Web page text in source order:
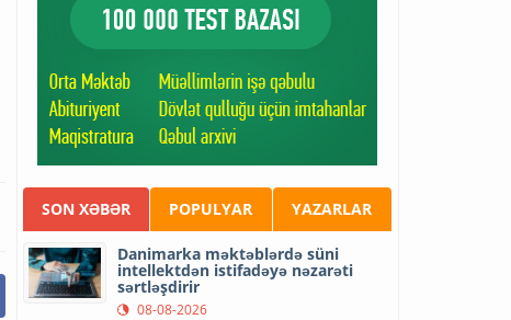
SON XƏBƏR POPULYAR YAZARLAR
Danimarka məktəblərdə süni
intellektdən istifadəyə nəzarəti
sərtləşdirir
08-08-2026